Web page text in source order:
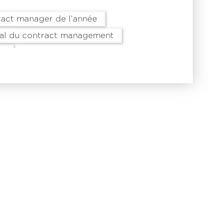
manager de l’année
du contract management